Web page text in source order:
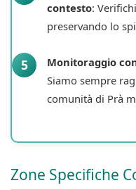
contesto:
preservando lo
Monitoraggio
Siamo sempre
comunità di Prà
Zone Specifiche